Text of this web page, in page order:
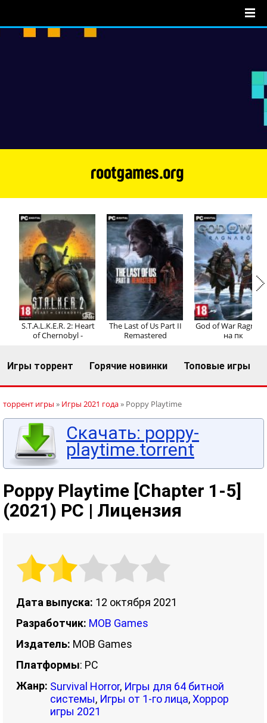
Регистрация Вход
S.T.A.L.K.E.R. 2: Heart
of Chernobyl -
The Last of Us Part II
Remastered
God of War
на пк
Игры торрент Горячие новинки Топовые игры
торрент игры » Игры 2021 года» Poppy Playtime
Скачать: poppy-
playtime.torrent
Poppy Playtime [Chapter 1-5]
(2021) PC | Лицензия
Дата выпуска: 12 октября 2021
Разработчик: MOB Games
Издатель: MOB Games
Платформы: PC
Жанр: Survival Horror, Игры для 64 битной
системы, Игры от 1-го лица,Хоррор
игры 2021